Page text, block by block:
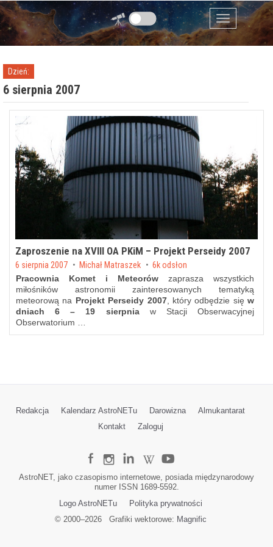
Przejdź do zawartości
Menu
Dzień:
6 sierpnia 2007
Zaproszenie na XVIII OA PKiM – Projekt Perseidy 2007
Posted on
6 sierpnia 2007 byMichał Matraszek 6k odsłon
Pracownia Komet i Meteorów zaprasza wszystkich
miłośników astronomii zainteresowanych tematyką
meteorową na Projekt Perseidy 2007, który odbędzie się w
dniach 6 – 19 sierpniaw Stacji Obserwacyjnej
Obserwatorium …
Redakcja Kalendarz AstroNETu Darowizna
Almukantarat
Kontakt
Zaloguj
AstroNET, jako czasopismo internetowe, posiada międzynarodowy
numer ISSN 1689-5592.
Logo AstroNETu
Polityka prywatności
© 2000–2026Grafiki wektorowe: Magnific